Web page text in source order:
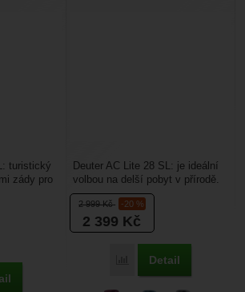
turistický
zády pro
2 999Kč -20 %
2 399 Kč
Porovnat
Detail
Deuter AC Lite 28 SL: je ideální
volbou na delší pobyt v přírodě.
Bez problému do něj zabalíte
všechny...